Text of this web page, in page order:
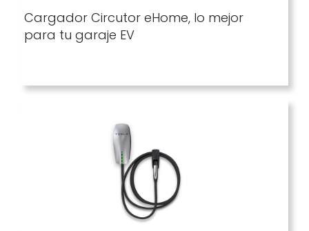
Cargador Circutor eHome, lo mejor
para tu garaje EV